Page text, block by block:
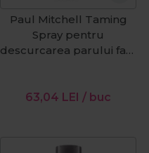
Paul Mitchell Taming
Spray pentru
descurcarea parului fara
63,04 LEI / buc